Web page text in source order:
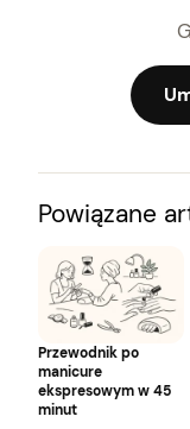
Powiązane
Przewodnik po
manicure
ekspresowym w 45
minut